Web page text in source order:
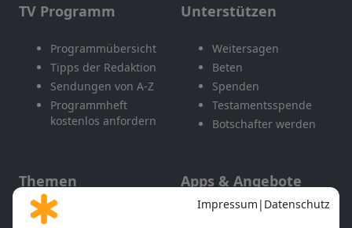
TV Programm
Programmübersicht
Tipps der Redaktion
Sendungen von A-Z
Programmheft
kostenlos anfordern
Unterstützen
Weitersagen
Beten
Spenden
Testamentsspende
Botschafter werden
Themen
Gott und Bibel erklärt
Apps & Angebote